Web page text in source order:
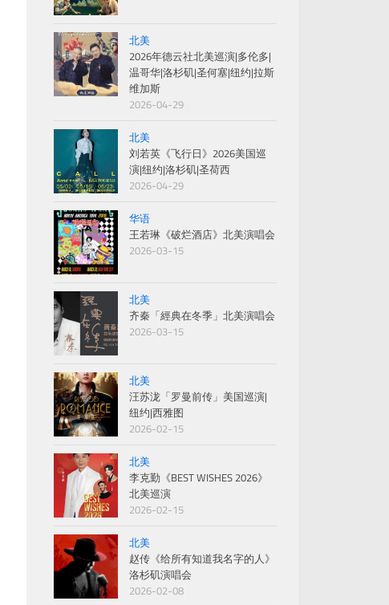
北美
2026年德云社北美巡演|多伦多|
温哥华|洛杉矶|圣何塞|纽约|拉斯
维加斯
2026-04-29
北美
刘若英《飞行日》2026美国巡
演|纽约|洛杉矶|圣荷西
2026-04-29
华语
王若琳《破烂酒店》北美演唱会
2026-03-15
北美
齐秦「經典在冬季」北美演唱会
2026-03-15
北美
汪苏泷「罗曼前传」美国巡演|
纽约|西雅图
2026-02-15
北美
李克勤《BEST WISHES 2026》
北美巡演
2026-02-15
北美
赵传《给所有知道我名字的人》
洛杉矶演唱会
2026-02-08